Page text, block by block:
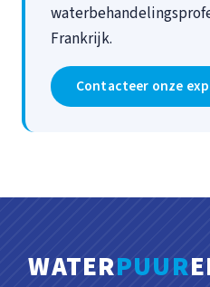
Frankrijk.
Contacteer onze
WATERPUUR